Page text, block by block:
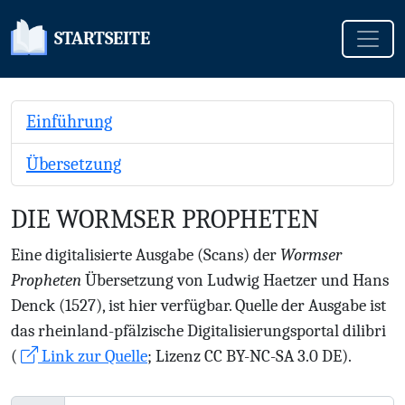
STARTSEITE
Einführung
Übersetzung
DIE WORMSER PROPHETEN
Eine digitalisierte Ausgabe (Scans) der Wormser
ProphetenÜbersetzung von Ludwig Haetzer und Hans
Denck (1527), ist hier verfügbar. Quelle der Ausgabe ist
das rheinland-pfälzische Digitalisierungsportal dilibri
(
Link zur Quelle; Lizenz CC BY-NC-SA 3.0 DE).